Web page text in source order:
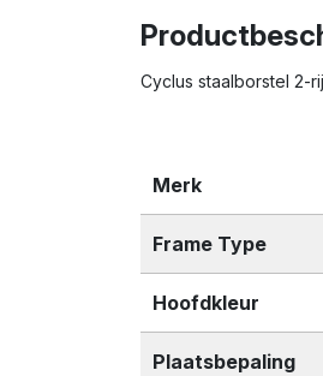
Cyclus staalborstel 2-rij
Merk
Frame Type
Hoofdkleur
Plaatsbepaling